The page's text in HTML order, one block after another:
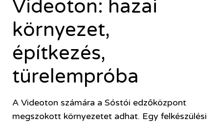
Videoton: hazai
környezet,
építkezés,
türelempróba
A Videoton számára a Sóstói edzőközpont
megszokott környezetet adhat. Egy felkészülési